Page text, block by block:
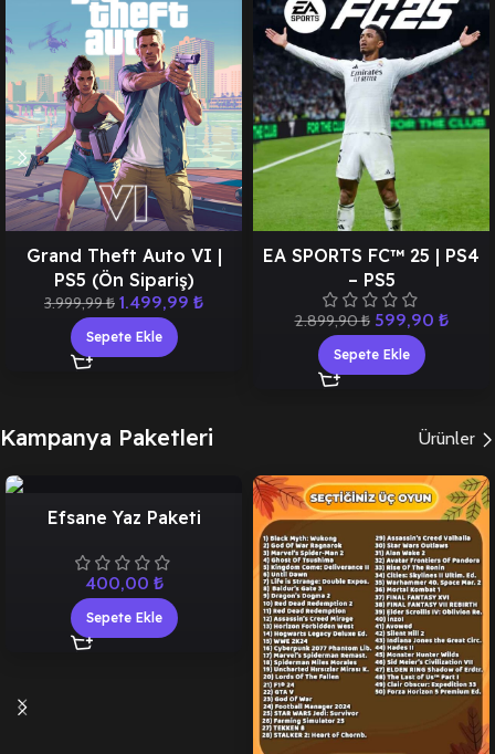
Grand Theft Auto VI |
PS5 (Ön Sipariş)
3.999,99₺ 1.499,99 ₺
Sepete Ekle
EA SPORTS FC™ 25 | PS4
– PS5
2.899,90₺ 599,90 ₺
Sepete Ekle
Kampanya Paketleri Ürünler
Efsane Yaz Paketi
400,00 ₺
Sepete Ekle